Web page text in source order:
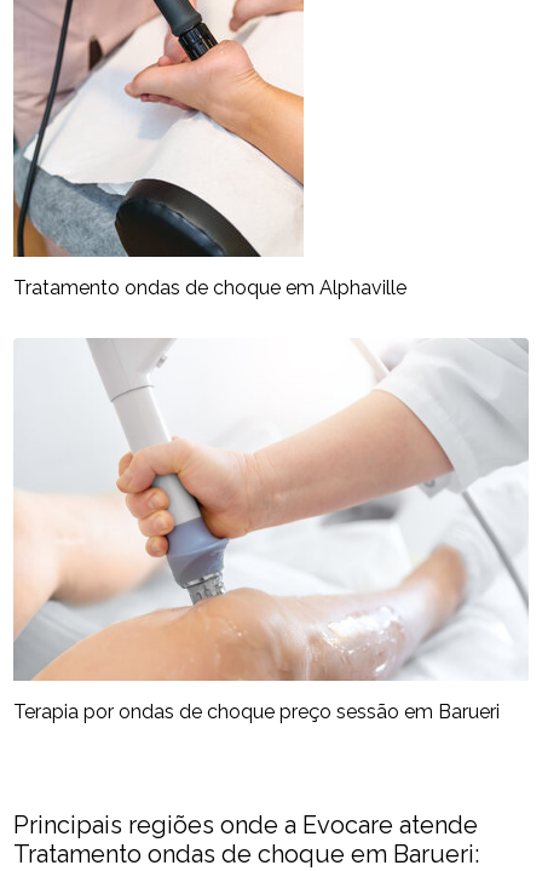
Tratamento ondas de choque em Alphaville
Terapia por ondas de choque preço sessão em Barueri
Principais regiões onde a Evocare atende
Tratamento ondas de choque em Barueri: